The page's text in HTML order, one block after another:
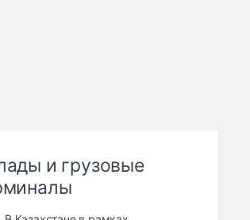
и грузовые